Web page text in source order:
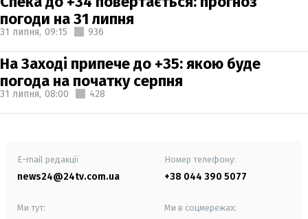
погоди на 31 липня
31 липня, 09:15 936
На Заході припече до +35: якою буде
погода на початку серпня
31 липня, 08:00 428
E-mail редакції
news24@24tv.com.ua
Номер телефону:
+38 044 390 5077
Ми тут: Ми в соцмережах: